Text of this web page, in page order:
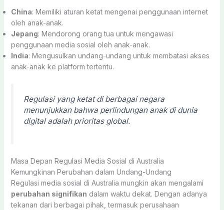
China: Memiliki aturan ketat mengenai penggunaan internet
oleh anak-anak.
Jepang: Mendorong orang tua untuk mengawasi
penggunaan media sosial oleh anak-anak.
India: Mengusulkan undang-undang untuk membatasi akses
anak-anak ke platform tertentu.
Regulasi yang ketat di berbagai negara
menunjukkan bahwa perlindungan anak di dunia
digital adalah prioritas global.
Masa Depan Regulasi Media Sosial di Australia
Kemungkinan Perubahan dalam Undang-Undang
Regulasi media sosial di Australia mungkin akan mengalami
perubahan signifikan dalam waktu dekat. Dengan adanya
tekanan dari berbagai pihak, termasuk perusahaan